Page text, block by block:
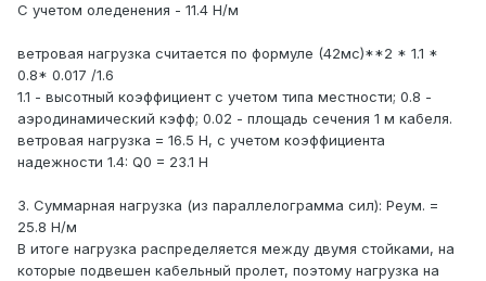
С учетом оледенения - 11.4 Н/м
ветровая нагрузка считается по формуле (42мс)**2 * 1.1 *
0.8* 0.017 /1.6
1.1 - высотный коэффициент с учетом типа местности; 0.8 -
аэродинамический кэфф; 0.02 - площадь сечения 1 м кабеля.
ветровая нагрузка = 16.5 Н, с учетом коэффициента
надежности 1.4: Q0 = 23.1 H
3. Суммарная нагрузка (из параллелограмма сил): Реум. =
25.8 Н/м
В итоге нагрузка распределяется между двумя стойками, на
которые подвешен кабельный пролет, поэтому нагрузка на